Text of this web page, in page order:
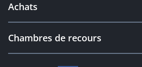
Achats
Chambres de recours